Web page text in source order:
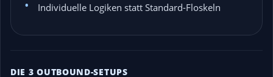
Individuelle Logiken statt Standard-Floskeln
DIE 3 OUTBOUND-SETUPS